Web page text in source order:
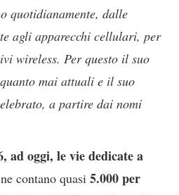
quotidianamente, dalle
agli apparecchi cellulari, per
wireless. Per questo il suo
mai attuali e il suo
a partire dai nomi
ad oggi, le vie dedicate a
contano quasi 5.000 per